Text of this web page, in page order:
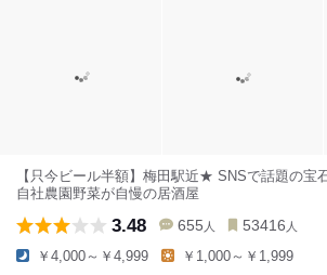
【只今ビール半額】梅田駅近★ SNSで話題の宝
自社農園野菜が自慢の居酒屋
3.48 655 人 53416 人
￥4,000～￥4,999 ￥1,000～￥1,999